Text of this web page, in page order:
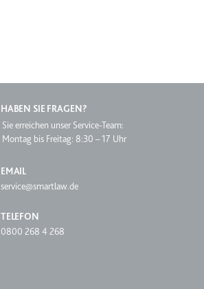
HABEN SIE FRAGEN?
Sie erreichen unser Service-Team:
Montag bis Freitag: 8:30 – 17 Uhr
EMAIL
service@smartlaw.de
TELEFON
0800 268 4 268